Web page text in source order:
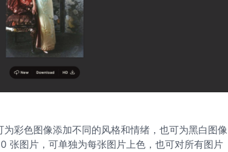
彩色图像添加不同的风格和情绪，也可为黑白图像
张图片，可单独为每张图片上色，也可对所有图片